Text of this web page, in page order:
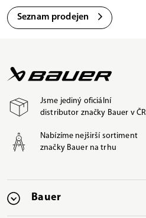
Seznam prodejen
Jsme jediný oficiální
distributor značky Bauer v ČR
Nabízíme nejširší sortiment
značky Bauer na trhu
Bauer